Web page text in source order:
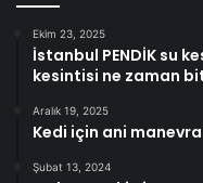
Ekim 23, 2025
İstanbul PENDİK su
kesintisi ne zaman
Aralık 19, 2025
Kedi için ani
Şubat 13, 2024